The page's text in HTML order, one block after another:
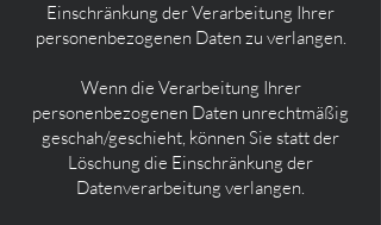
Einschränkung der Verarbeitung Ihrer
personenbezogenen Daten zu verlangen.
Wenn die Verarbeitung Ihrer
personenbezogenen Daten unrechtmäßig
geschah/geschieht, können Sie statt der
Löschung die Einschränkung der
Datenverarbeitung verlangen.